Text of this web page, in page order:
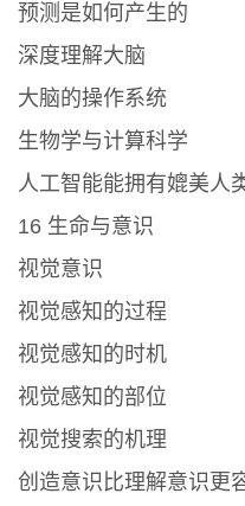
预测是如何产生的
深度理解大脑
大脑的操作系统
生物学与计算科学
人工智能能拥有媲美人
16 生命与意识
视觉意识
视觉感知的过程
视觉感知的时机
视觉感知的部位
视觉搜索的机理
创造意识比理解意识更